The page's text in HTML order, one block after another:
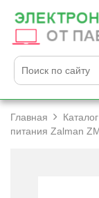
Главная Каталог
питания Zalman